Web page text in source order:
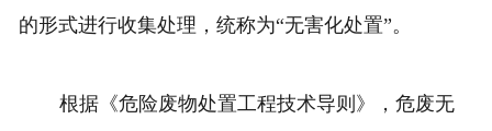
的形式进行收集处理，统称为“无害化处置”。
根据《危险废物处置工程技术导则》，危废无